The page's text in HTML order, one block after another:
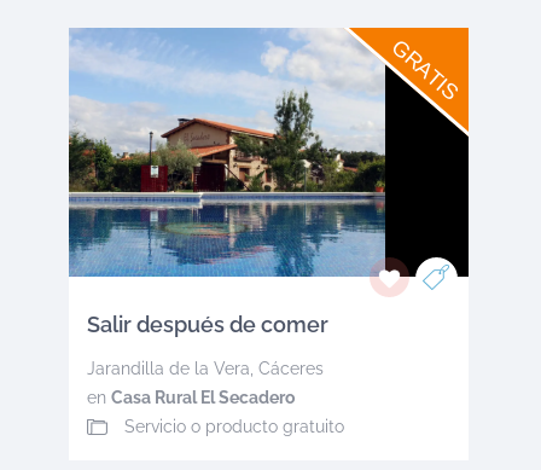
GRATIS
Salir después de comer
Jarandilla de la Vera Cáceres
en Casa Rural El Secadero
Servicio o producto gratuito